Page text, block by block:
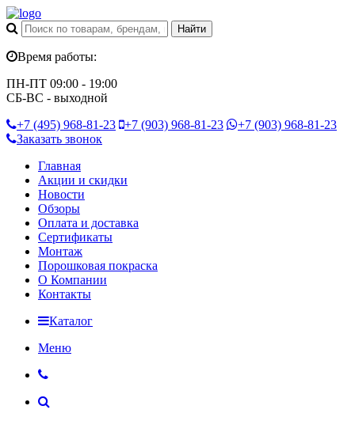
Время работы:
ПН-ПТ 09:00 - 19:00
СБ-ВС - выходной
+7 (495) 968-81-23 +7 (903) 968-81-23 +7 (903) 968-81-23
Заказать звонок
Главная
Акции и скидки
Новости
Обзоры
Оплата и доставка
Сертификаты
Монтаж
Порошковая покраска
О Компании
Контакты
Каталог
Меню